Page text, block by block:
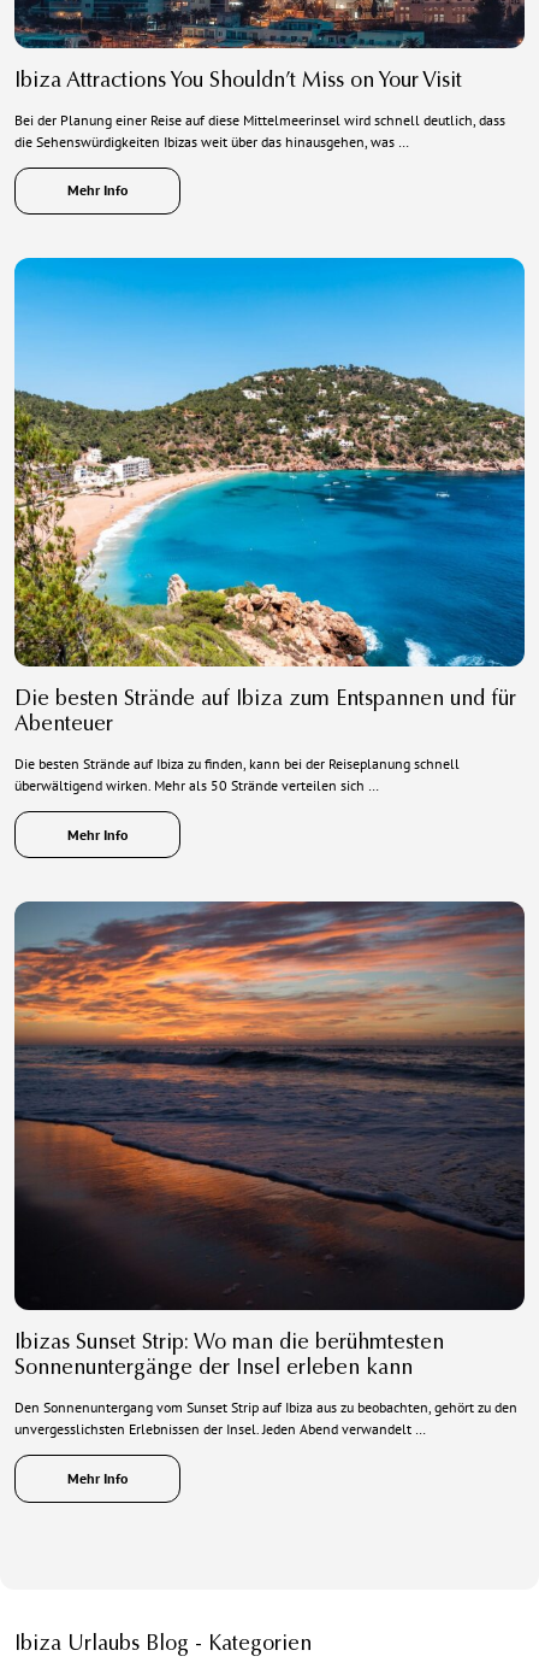
Ibiza Attractions You Shouldn’t Miss on Your Visit
Bei der Planung einer Reise auf diese Mittelmeerinsel wird schnell deutlich, dass
die Sehenswürdigkeiten Ibizas weit über das hinausgehen, was …
Mehr Info
Die besten Strände auf Ibiza zum Entspannen und für
Abenteuer
Die besten Strände auf Ibiza zu finden, kann bei der Reiseplanung schnell
überwältigend wirken. Mehr als 50 Strände verteilen sich …
Mehr Info
Ibizas Sunset Strip: Wo man die berühmtesten
Sonnenuntergänge der Insel erleben kann
Den Sonnenuntergang vom Sunset Strip auf Ibiza aus zu beobachten, gehört zu den
unvergesslichsten Erlebnissen der Insel. Jeden Abend verwandelt …
Mehr Info
Ibiza Urlaubs Blog - Kategorien